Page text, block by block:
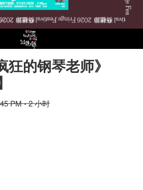
狂的钢琴老师》
PM - 2 小时